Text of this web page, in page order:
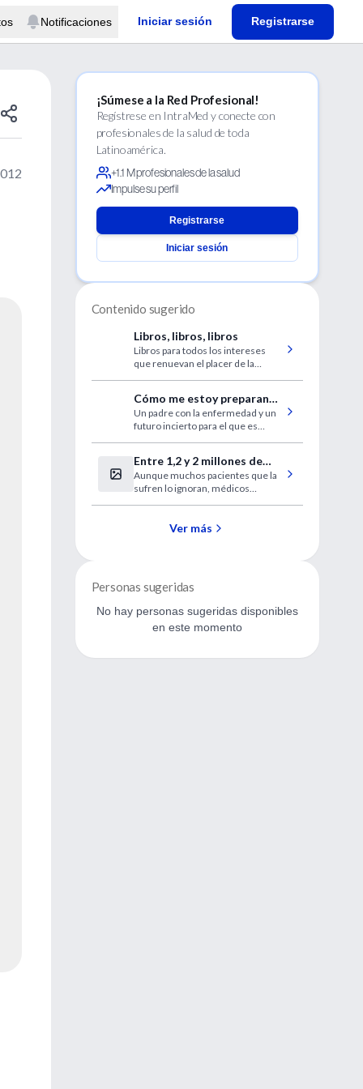
Notificaciones Iniciar sesión Registrarse
¡Súmese a la Red Profesional!
Regístrese en IntraMed y conecte con
profesionales de la salud de toda
Latinoamérica.
+1.1 M profesionales de la salud
Impulse su perfil
Registrarse
Iniciar sesión
Contenido sugerido
Libros, libros, libros
Libros para todos los intereses
que renuevan el placer de la
Cómo me estoy preparando
para tener Alzheimer
Un padre con la enfermedad y un
futuro incierto para el que es
Entre 1,2 y 2 millones de
argentinos sufren apneas
del sueño
Aunque muchos pacientes que la
sufren lo ignoran, médicos
dificultades para concentrarse y
Ver más
Personas sugeridas
No hay personas sugeridas disponibles
en este momento